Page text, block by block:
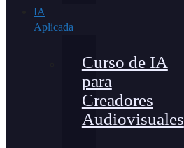
IA
Aplicada
Curso de IA
para
Creadores
Audiovisuales